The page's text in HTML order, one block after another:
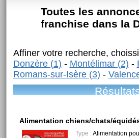
Toutes les
franchise dans la
Affiner votre recherche,
Donzère (1) - Montélimar (2) -
Romans-sur-Isère (3) -
Alimentation chiens/chats/
Type :Alimentation